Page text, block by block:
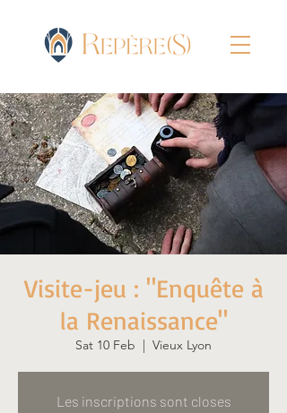
Visite-jeu : "Enquête à
la Renaissance"
Sat 10 Feb
  |
Vieux Lyon
Les inscriptions sont closes